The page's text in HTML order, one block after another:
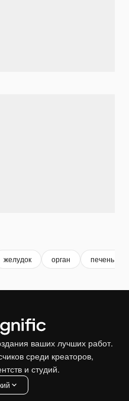
желудок орган печень
ваших лучших работ.
среди креаторов,
и студий.